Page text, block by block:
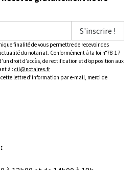
S'inscrire !
finalité de vous permettre de recevoir des
du notariat. Conformément à la loi n°78-17
droit d’accès, de rectification et d’opposition aux
à : cil@notaires.fr
lettre d’information par e-mail, merci de